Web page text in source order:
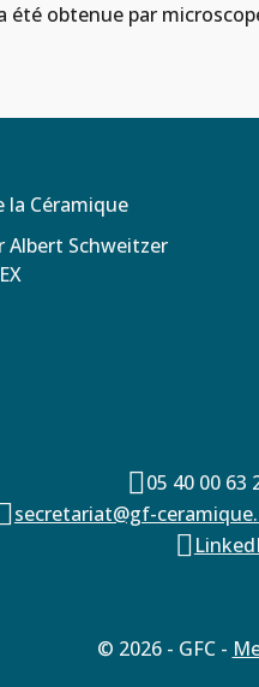
obtenue par
la Céramique
Albert Schweitzer
05 40 00 63

secretariat@gf-

© 2026 - GFC -